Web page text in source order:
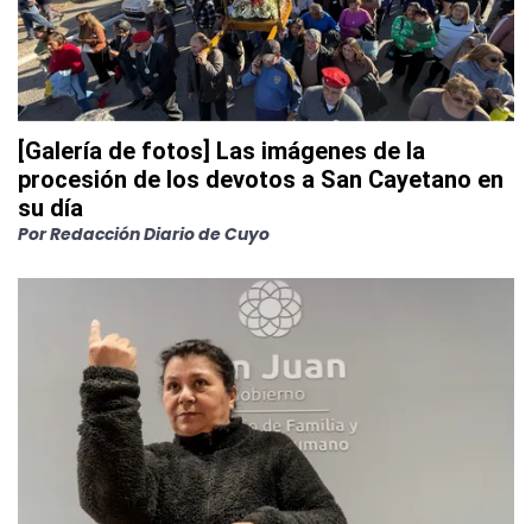
[Galería de fotos] Las imágenes de la
procesión de los devotos a San Cayetano en
su día
PorRedacción Diario de Cuyo